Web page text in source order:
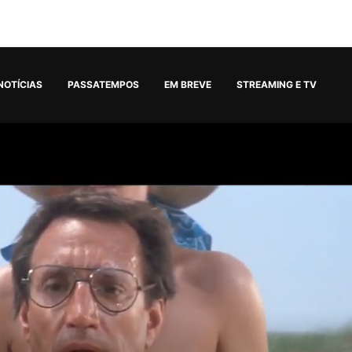
PASSATEMPOS EM BREVE STREAMING E TV